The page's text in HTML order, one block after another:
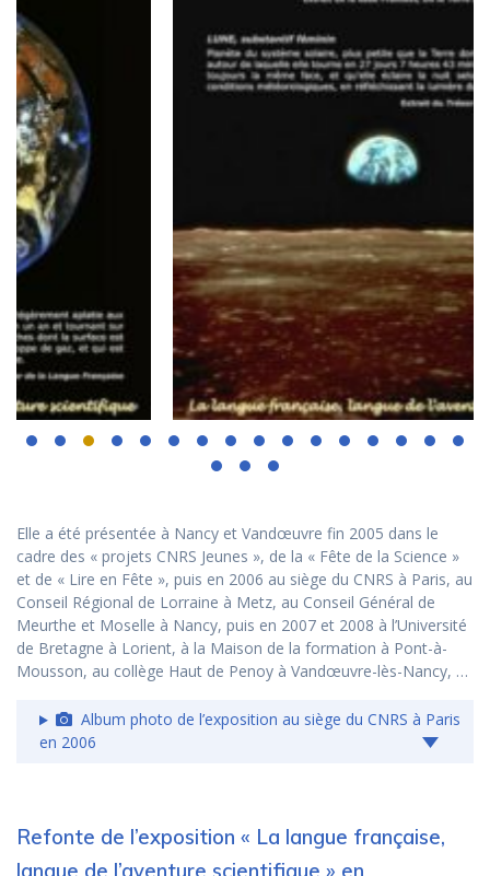
Elle a été présentée à Nancy et Vandœuvre fin 2005 dans le
cadre des « projets CNRS Jeunes », de la « Fête de la Science »
et de « Lire en Fête », puis en 2006 au siège du CNRS à Paris, au
Conseil Régional de Lorraine à Metz, au Conseil Général de
Meurthe et Moselle à Nancy, puis en 2007 et 2008 à l’Université
de Bretagne à Lorient, à la Maison de la formation à Pont-à-
Mousson, au collège Haut de Penoy à Vandœuvre-lès-Nancy, …
Album photo de l’exposition au siège du CNRS à Paris
en 2006
Refonte de l’exposition « La langue française,